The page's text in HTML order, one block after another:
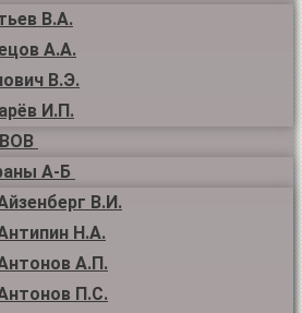
В.А.
А.А.
В.Э.
И.П.
А-Б
В.И.
Н.А.
А.П.
П.С.